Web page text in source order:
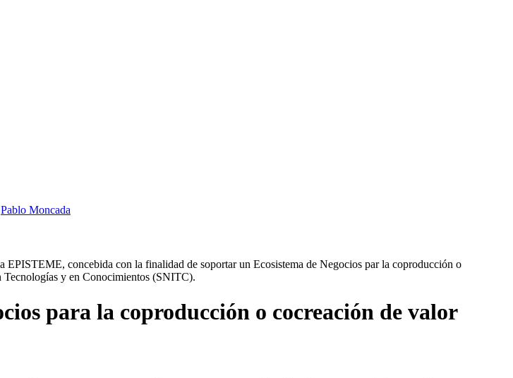
Pablo Moncada
concebida con la finalidad de soportar un Ecosistema de Negocios par la coproducción o
Tecnologías y en Conocimientos (SNITC).